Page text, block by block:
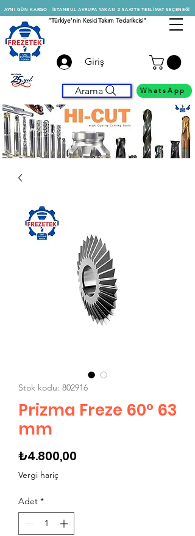
AYNI GÜN KARGO - İSTANBUL AVRUPA YAKASI 2 SAATTE TESLİMAT SEÇENEĞİ
"Türkiye'nin KesiciTakım Tedarikcisi"
Giriş
Arama WhatsApp
Stok kodu: 802916
Prizma Freze 60° 63
mm
₺4.800,00
Vergi hariç
Adet *